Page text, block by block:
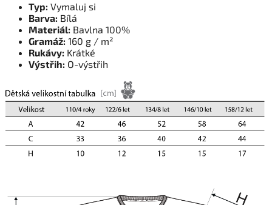
Typ: Vymaluj si
Barva: Bílá
Materiál: Bavlna 100%
Gramáž: 160 g / m²
Rukávy: Krátké
Výstřih: O-výstřih